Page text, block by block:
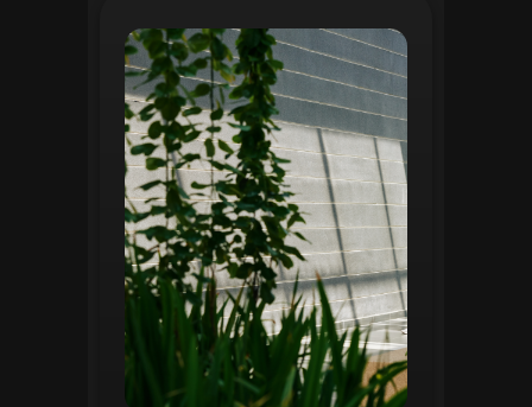
O módulo de Gestão de Áreas Verdes do
Regente aplica tecnologias avançadas de
geoprocessamento para mapear e
monitorar espaços verdes, registrando
localização, tipo de vegetação e estado
de conservação. Ele organiza fluxos de
manutenção e garante que as atividades
sejam realizadas de forma eficiente e
programada. Relatórios analíticos ajudam
a avaliar ações realizadas, promovendo a
sustentabilidade e o uso estratégico do
espaço urbano.